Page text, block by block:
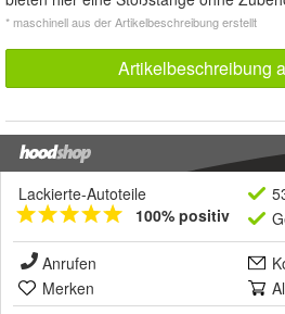
* maschinell aus der Artikelbeschreibung erstellt
Artikelbeschreibung
Lackierte-Autoteile
100% positiv
Anrufen
Merken